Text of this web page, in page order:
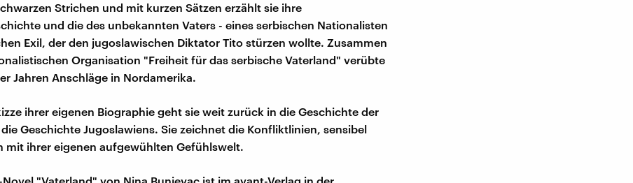
Strichen und mit kurzen Sätzen erzählt sie ihre
und die des unbekannten Vaters - eines serbischen Nationalisten
Exil, der den jugoslawischen Diktator Tito stürzen wollte. Zusammen
Organisation "Freiheit für das serbische Vaterland" verübte
Jahren Anschläge in Nordamerika.
ihrer eigenen Biographie geht sie weit zurück in die Geschichte der
Geschichte Jugoslawiens. Sie zeichnet die Konfliktlinien, sensibel
mit ihrer eigenen aufgewühlten Gefühlswelt.